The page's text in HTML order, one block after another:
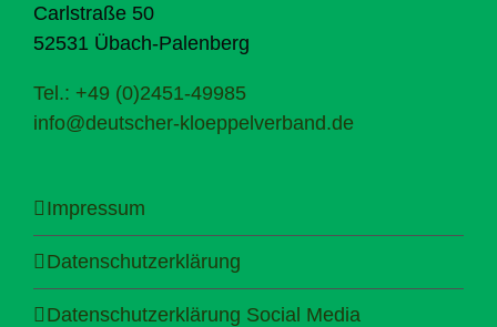
Carlstraße 50
52531 Übach-Palenberg
Tel.: +49 (0)2451-49985
info@deutscher-kloeppelverband.de
Impressum
Datenschutzerklärung
Datenschutzerklärung Social Media